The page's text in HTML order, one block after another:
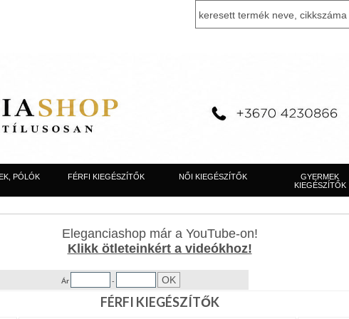
PÓLÓK FÉRFI KIEGÉSZÍTŐK NŐI KIEGÉSZÍTŐK
GYERMEK
KIEGÉSZÍTŐK
Eleganciashop már a YouTube-on!
Klikk ötleteinkért a videókhoz!
Ár -
FÉRFI KIEGÉSZÍTŐK